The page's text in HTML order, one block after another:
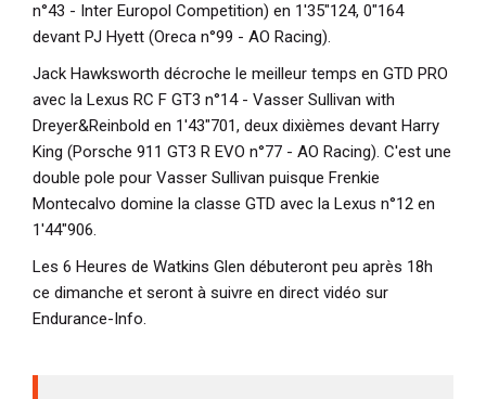
n°43 - Inter Europol Competition) en 1'35"124, 0"164
devant PJ Hyett (Oreca n°99 - AO Racing).
Jack Hawksworth décroche le meilleur temps en GTD PRO
avec la Lexus RC F GT3 n°14 - Vasser Sullivan with
Dreyer&Reinbold en 1'43"701, deux dixièmes devant Harry
King (Porsche 911 GT3 R EVO n°77 - AO Racing). C'est une
double pole pour Vasser Sullivan puisque Frenkie
Montecalvo domine la classe GTD avec la Lexus n°12 en
1'44"906.
Les 6 Heures de Watkins Glen débuteront peu après 18h
ce dimanche et seront à suivre en direct vidéo sur
Endurance-Info.